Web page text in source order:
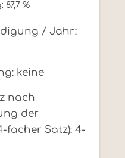
87,7 %
/ Jahr:
keine
nach
der
facher Satz): 4-